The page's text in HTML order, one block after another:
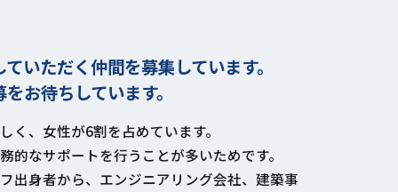
いただく仲間を募集しています。
お待ちしています。
く、女性が6割を占めています。
的なサポートを行うことが多いためです。
出身者から、エンジニアリング会社、建築事